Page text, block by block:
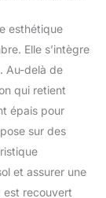
esthétique
Elle s’intègre
Au-delà de
qui retient
épais pour
sur des
et assurer une
est recouvert